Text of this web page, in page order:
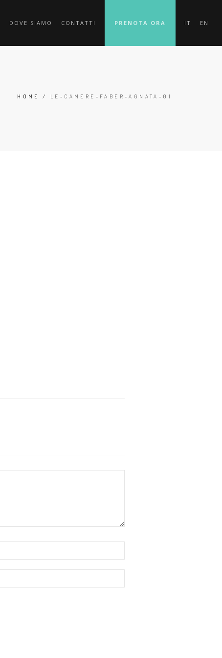
DOVE SIAMO CONTATTI PRENOTA ORA IT EN
HOME / LE-CAMERE-FABER-AGNATA-01